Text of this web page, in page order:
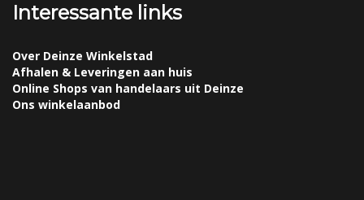
Interessante links
Over Deinze Winkelstad
Afhalen & Leveringen aan huis
Online Shops van handelaars uit Deinze
Ons winkelaanbod